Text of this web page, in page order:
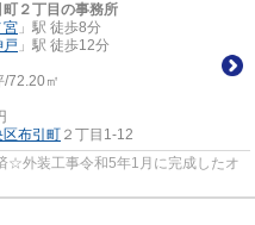
２丁目の事務所
宮 」駅 徒歩8分
戸 」駅 徒歩12分
72.20㎡
区布引町 ２丁目1-12
外装工事令和5年1月に完成したオ